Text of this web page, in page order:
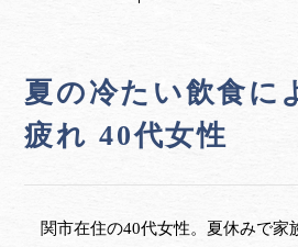
夏の冷たい飲食に
疲れ 40代女性
関市在住の40代女性。夏休みで家